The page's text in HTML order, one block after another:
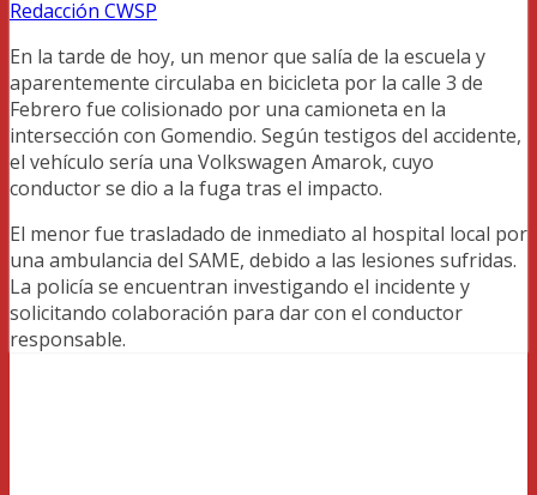
Redacción CWSP
En la tarde de hoy, un menor que salía de la escuela y
aparentemente circulaba en bicicleta por la calle 3 de
Febrero fue colisionado por una camioneta en la
intersección con Gomendio. Según testigos del accidente,
el vehículo sería una Volkswagen Amarok, cuyo
conductor se dio a la fuga tras el impacto.
El menor fue trasladado de inmediato al hospital local por
una ambulancia del SAME, debido a las lesiones sufridas.
La policía se encuentran investigando el incidente y
solicitando colaboración para dar con el conductor
responsable.